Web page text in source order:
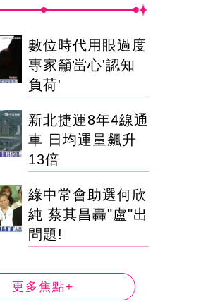
數位時代用眼過度
專家籲當心'認知
負荷'
新北捷運8年4線通
車 日均運量飆升
13倍
綠中常會助選何欣
純 蔡其昌轟"盧"出
問題!
更多焦點+